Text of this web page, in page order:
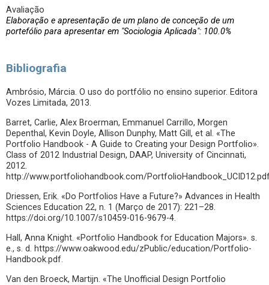
Avaliação
Elaboração e apresentação de um plano de conceção de um
portefólio para apresentar em "Sociologia Aplicada": 100.0%
Bibliografia
Ambrósio, Márcia. O uso do portfólio no ensino superior. Editora
Vozes Limitada, 2013.
Barret, Carlie, Alex Broerman, Emmanuel Carrillo, Morgen
Depenthal, Kevin Doyle, Allison Dunphy, Matt Gill, et al. «The
Portfolio Handbook - A Guide to Creating your Design Portfolio».
Class of 2012 Industrial Design, DAAP, University of Cincinnati,
2012.
http://www.portfoliohandbook.com/
Driessen, Erik. «Do Portfolios Have a Future?» Advances in Health
Sciences Education 22, n. 1 (Março de 2017): 221–28.
https://doi.org/10.1007/s10459-016-9679-4.
Hall, Anna Knight. «Portfolio Handbook for Education Majors». s.
e., s. d. https://www.oakwood.edu/zPublic/education/Portfolio-
Handbook.pdf.
Van den Broeck, Martijn. «The Unofficial Design Portfolio